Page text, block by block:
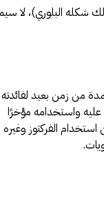
شكله البلوري)، لا
من زمن بعيد لفائدته
عليه واستخدامه مؤخرًا
استخدام الفركتوز وغيره